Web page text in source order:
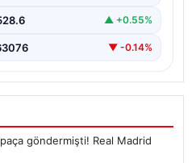
▲ +0.55%
▼ -0.14%
göndermişti! Real Madrid